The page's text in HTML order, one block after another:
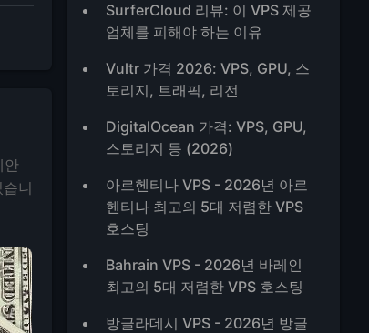
안
니
SurferCloud 리뷰: 이 VPS 제공
업체를 피해야 하는 이유
Vultr 가격 2026: VPS, GPU, 스
토리지, 트래픽, 리전
DigitalOcean 가격: VPS, GPU,
스토리지 등 (2026)
아르헨티나 VPS - 2026년 아르
헨티나 최고의 5대 저렴한 VPS
호스팅
Bahrain VPS - 2026년 바레인
최고의 5대 저렴한 VPS 호스팅
방글라데시 VPS - 2026년 방글